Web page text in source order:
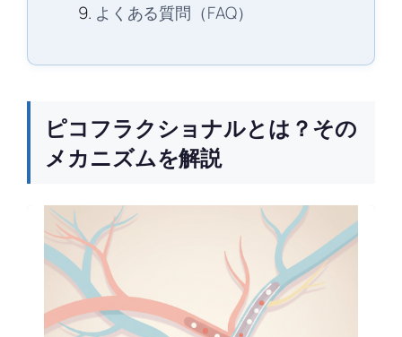
よくある質問（FAQ）
ピコフラクショナルとは？その
メカニズムを解説